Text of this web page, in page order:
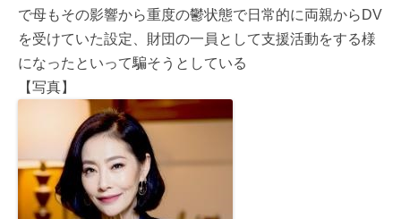
で母もその影響から重度の鬱状態で日常的に両親からDV
を受けていた設定、財団の一員として支援活動をする様
になったといって騙そうとしている
【写真】